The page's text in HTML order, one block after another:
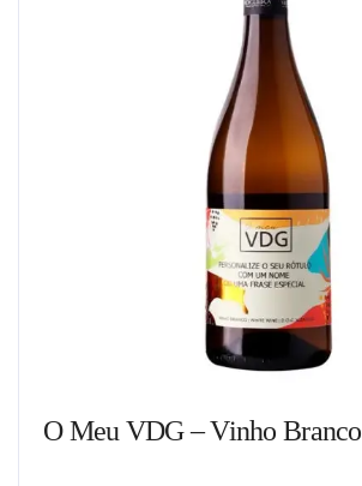
O Meu VDG – Vinho Branco